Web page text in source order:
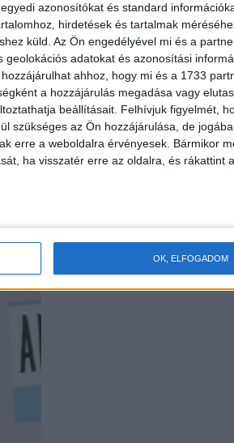
azonosítókat és standard
hirdetések és tartalmak
küld. Az Ön engedélyével mi és a
adatokat és azonosítási
ahhoz, hogy mi és a 1733
a hozzájárulás megadása vagy
beállításait. Felhívjuk figyelmét,
szükséges az Ön hozzájárulása, de
erre a weboldalra érvényesek. Bármikor
ha visszatér erre az oldalra, és rákattint
OK, ELFOGADOM